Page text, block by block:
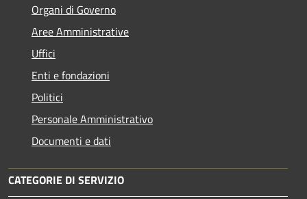
Organi di Governo
Aree Amministrative
Uffici
Enti e fondazioni
Politici
Personale Amministrativo
Documenti e dati
CATEGORIE DI SERVIZIO